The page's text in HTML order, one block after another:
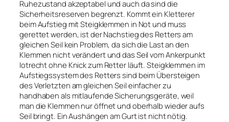
Ruhezustand akzeptabel und auch da sind die
Sicherheitsreserven begrenzt. Kommt ein Kletterer
beim Aufstieg mit Steigklemmen in Not und muss
gerettet werden, ist der Nachstieg des Retters am
gleichen Seil kein Problem, da sich die Last an den
Klemmen nicht verändert und das Seil vom Ankerpunkt
lotrecht ohne Knick zum Retter läuft. Steigklemmen im
Aufstiegssystem des Retters sind beim Übersteigen
des Verletzten am gleichen Seil einfacher zu
handhaben als mitlaufende Sicherungsgeräte, weil
man die Klemmen nur öffnet und oberhalb wieder aufs
Seil bringt. Ein Aushängen am Gurt ist nicht nötig.